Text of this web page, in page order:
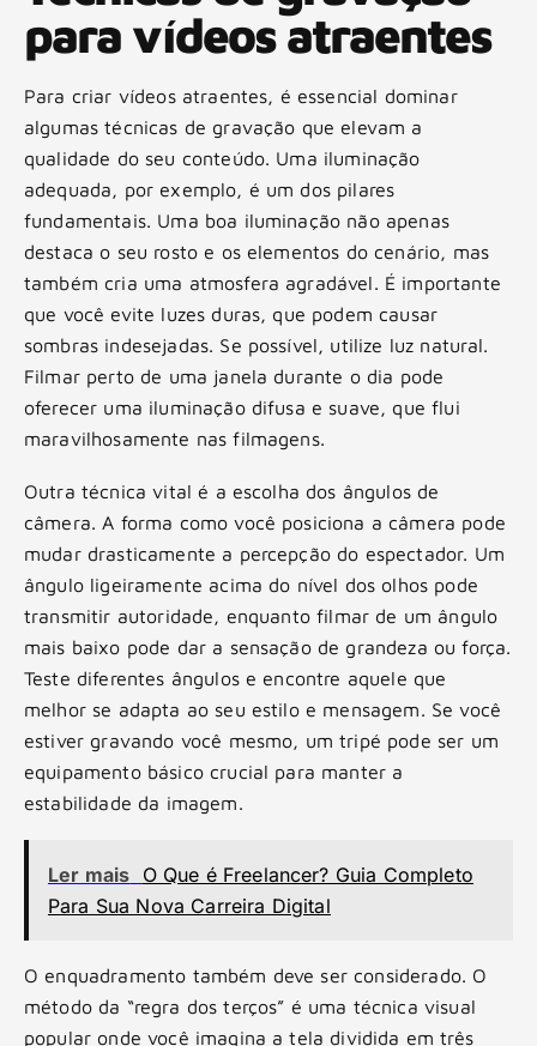
para vídeos atraentes
Para criar vídeos atraentes, é essencial dominar
algumas técnicas de gravação que elevam a
qualidade do seu conteúdo. Uma iluminação
adequada, por exemplo, é um dos pilares
fundamentais. Uma boa iluminação não apenas
destaca o seu rosto e os elementos do cenário, mas
também cria uma atmosfera agradável. É importante
que você evite luzes duras, que podem causar
sombras indesejadas. Se possível, utilize luz natural.
Filmar perto de uma janela durante o dia pode
oferecer uma iluminação difusa e suave, que flui
maravilhosamente nas filmagens.
Outra técnica vital é a escolha dos ângulos de
câmera. A forma como você posiciona a câmera pode
mudar drasticamente a percepção do espectador. Um
ângulo ligeiramente acima do nível dos olhos pode
transmitir autoridade, enquanto filmar de um ângulo
mais baixo pode dar a sensação de grandeza ou força.
Teste diferentes ângulos e encontre aquele que
melhor se adapta ao seu estilo e mensagem. Se você
estiver gravando você mesmo, um tripé pode ser um
equipamento básico crucial para manter a
estabilidade da imagem.
Ler mais O Que é Freelancer? Guia Completo
Para Sua Nova Carreira Digital
O enquadramento também deve ser considerado. O
método da “regra dos terços” é uma técnica visual
popular onde você imagina a tela dividida em três